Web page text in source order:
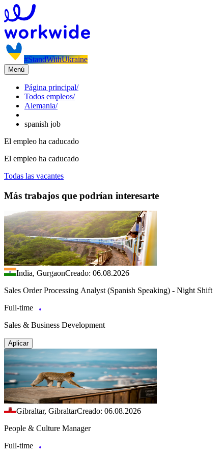
#StandWithUkraine
Menú
Página principal/
Todos empleos/
Alemania/
spanish job
El empleo ha caducado
El empleo ha caducado
Todas las vacantes
Más trabajos que podrían interesarte
India, GurgaonCreado: 06.08.2026
Sales Order Processing Analyst (Spanish Speaking) - Night Shift
Full-time
Sales & Business Development
Aplicar
Gibraltar, GibraltarCreado: 06.08.2026
People & Culture Manager
Full-time